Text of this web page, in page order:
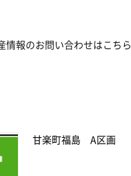
情報のお問い合わせはこちら
甘楽町福島 A区画